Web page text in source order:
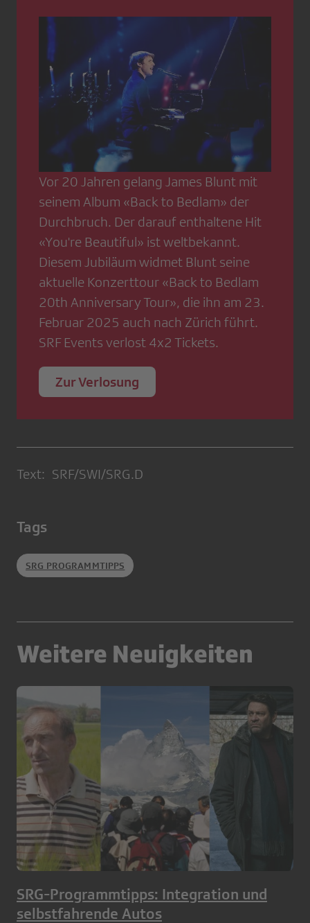
Vor 20 Jahren gelang James Blunt mit
seinem Album «Back to Bedlam» der
Durchbruch. Der darauf enthaltene Hit
«You're Beautiful» ist weltbekannt.
Diesem Jubiläum widmet Blunt seine
aktuelle Konzerttour «Back to Bedlam
20th Anniversary Tour», die ihn am 23.
Februar 2025 auch nach Zürich führt.
SRF Events verlost 4x2 Tickets.
Zur Verlosung
Text: SRF/SWI/SRG.D
Tags
SRG PROGRAMMTIPPS
Weitere Neuigkeiten
SRG-Programmtipps: Integration und
selbstfahrende Autos